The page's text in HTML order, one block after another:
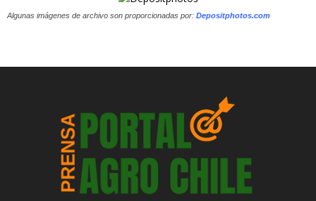
Algunas imágenes de archivo son proporcionadas por: Depositphotos.com